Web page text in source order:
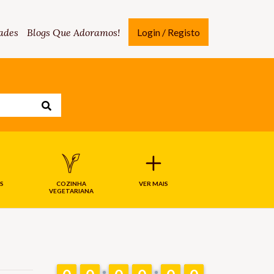
Blogs Que Adoramos! Login / Registo
COZINHA
VEGETARIANA
VER MAIS